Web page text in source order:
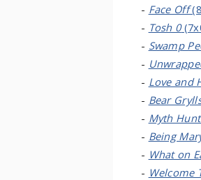
- Face Off
- Tosh 0
- Swamp
-
- Love and
- Bear
- Myth
- Being
- What on
- Welcome